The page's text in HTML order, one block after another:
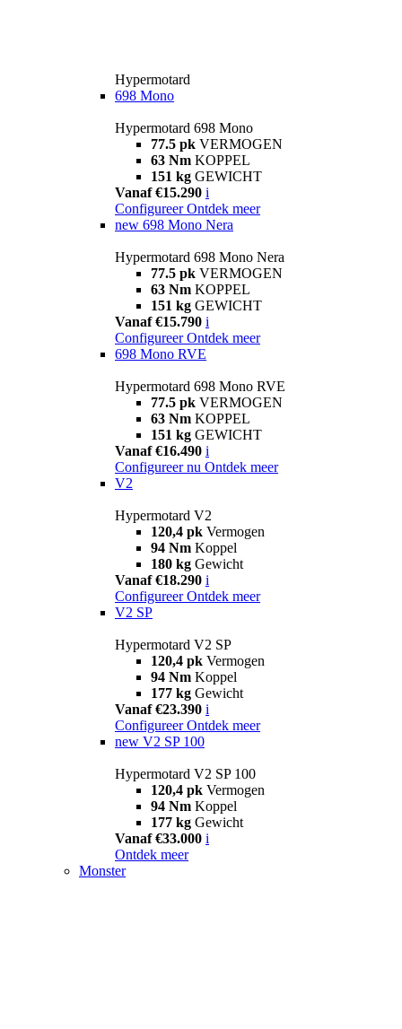
Hypermotard
698 Mono
Hypermotard 698 Mono
77.5 pk VERMOGEN
63 Nm KOPPEL
151 kg GEWICHT
Vanaf €15.290 i
Configureer Ontdek meer
new 698 Mono Nera
Hypermotard 698 Mono Nera
77.5 pk VERMOGEN
63 Nm KOPPEL
151 kg GEWICHT
Vanaf €15.790 i
Configureer Ontdek meer
698 Mono RVE
Hypermotard 698 Mono RVE
77.5 pk VERMOGEN
63 Nm KOPPEL
151 kg GEWICHT
Vanaf €16.490 i
Configureer nu Ontdek meer
V2
Hypermotard V2
120,4 pk Vermogen
94 Nm Koppel
180 kg Gewicht
Vanaf €18.290 i
Configureer Ontdek meer
V2 SP
Hypermotard V2 SP
120,4 pk Vermogen
94 Nm Koppel
177 kg Gewicht
Vanaf €23.390 i
Configureer Ontdek meer
new V2 SP 100
Hypermotard V2 SP 100
120,4 pk Vermogen
94 Nm Koppel
177 kg Gewicht
Vanaf €33.000 i
Ontdek meer
Monster